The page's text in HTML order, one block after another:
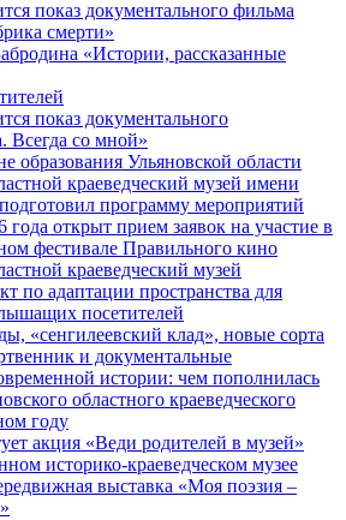
показ документального фильма
смерти»
«Истории, рассказанные
показ документального
Всегда со мной»
образования Ульяновской области
краеведческий музей имени
программу мероприятий
года открыт прием заявок на участие в
фестивале Правильного кино
краеведческий музей
по адаптации пространства для
посетителей
«сенгилеевский клад», новые сорта
и документальные
истории: чем пополнилась
областного краеведческого
году
акция «Веди родителей в музей»
историко-краеведческом музее
выставка «Моя поэзия –